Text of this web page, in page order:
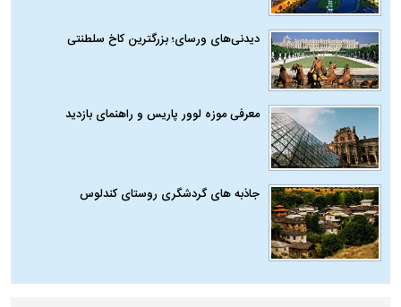
دیدنی‌های ورسای؛ بزرگترین کاخ سلطنتی
معرفی موزه لوور پاریس و راهنمای بازدید
جاذبه های گردشگری روستای کندلوس